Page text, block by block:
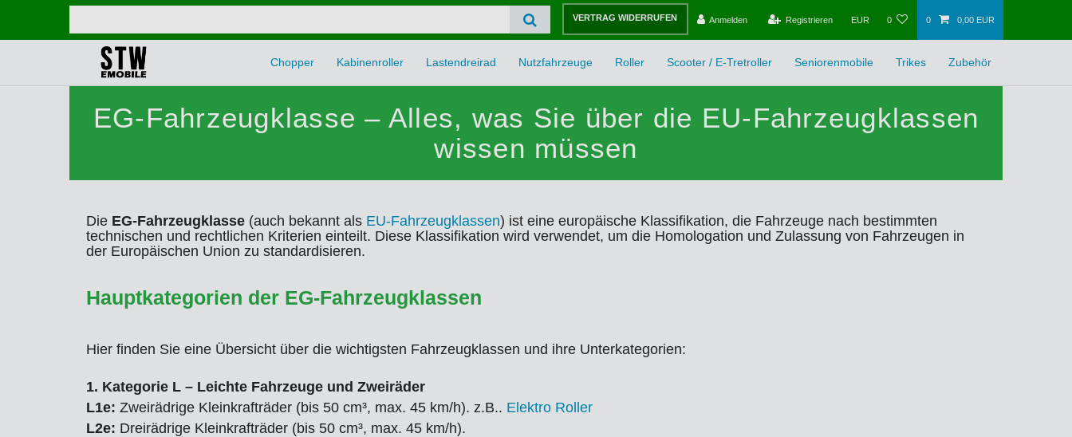
VERTRAG WIDERRUFEN Anmelden Registrieren EUR 0 0 0,00 EUR
Chopper Kabinenroller Lastendreirad Nutzfahrzeuge Roller Scooter / E-Tretroller Seniorenmobile Trikes Zubehör
EG-Fahrzeugklasse – Alles, was Sie über die EU-Fahrzeugklassen
wissen müssen
Die EG-Fahrzeugklasse (auch bekannt als EU-Fahrzeugklassen) ist eine europäische Klassifikation, die Fahrzeuge nach bestimmten
technischen und rechtlichen Kriterien einteilt. Diese Klassifikation wird verwendet, um die Homologation und Zulassung von Fahrzeugen in
der Europäischen Union zu standardisieren.
Hauptkategorien der EG-Fahrzeugklassen
Hier finden Sie eine Übersicht über die wichtigsten Fahrzeugklassen und ihre Unterkategorien:
1. Kategorie L – Leichte Fahrzeuge und Zweiräder
L1e: Zweirädrige Kleinkrafträder (bis 50 cm³, max. 45 km/h). z.B.. Elektro Roller
L2e: Dreirädrige Kleinkrafträder (bis 50 cm³, max. 45 km/h).